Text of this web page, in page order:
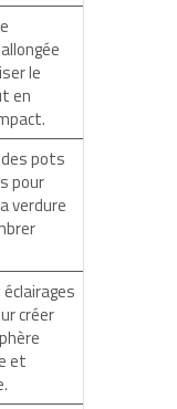
le
en
pots
pour
verdure
créer
et